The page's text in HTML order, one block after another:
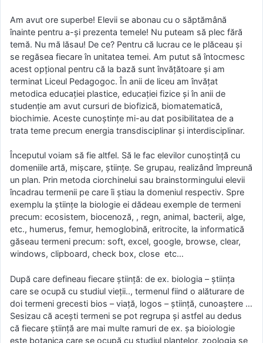
Am avut ore superbe! Elevii se abonau cu o săptămână
înainte pentru a-și prezenta temele! Nu puteam să plec fără
temă. Nu mă lăsau! De ce? Pentru că lucrau ce le plăceau și
se regăsea fiecare în unitatea temei. Am putut să întocmesc
acest opțional pentru că la bază sunt învățătoare și am
terminat Liceul Pedagogoc. În anii de liceu am învățat
metodica educației plastice, educației fizice și în anii de
studenție am avut cursuri de biofizică, biomatematică,
biochimie. Aceste cunoștințe mi-au dat posibilitatea de a
trata teme precum energia transdisciplinar și interdisciplinar.
Începutul voiam să fie altfel. Să le fac elevilor cunoștință cu
domeniile artă, mișcare, științe. Se grupau, realizând împreună
un plan. Prin metoda ciorchinelui sau brainstormingului elevii
încadrau termenii pe care îi știau la domeniul respectiv. Spre
exemplu la științe la biologie ei dădeau exemple de termeni
precum: ecosistem, biocenoză, , regn, animal, bacterii, alge,
etc., humerus, femur, hemoglobină, eritrocite, la informatică
găseau termeni precum: soft, excel, google, browse, clear,
windows, clipboard, check box, close etc…
După care defineau fiecare știință: de ex. biologia – știința
care se ocupă cu studiul vieții.., termenul fiind o alăturare de
doi termeni grecesti bios – viață, logos – știință, cunoaștere …
Sesizau că acești termeni se pot regrupa și astfel au dedus
că fiecare știință are mai multe ramuri de ex. șa bioiologie
este botanica care se ocupă cu studiul plantelor, zoologia se